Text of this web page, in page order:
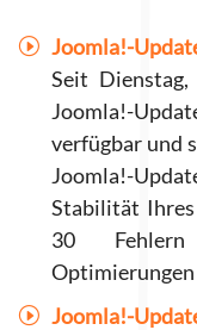
Joomla!-
Seit
Joomla!-
verfügbar und
Joomla!-
Stabilität Ihres
30
Optimierungen
Joomla!-